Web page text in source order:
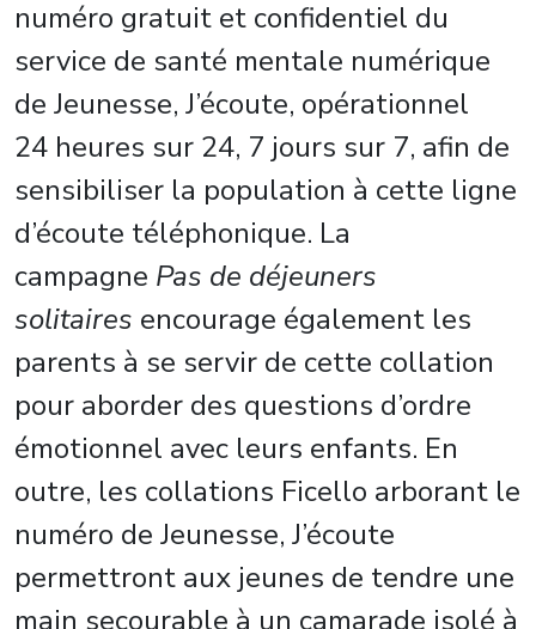
numéro gratuit et confidentiel du
service de santé mentale numérique
de Jeunesse, J’écoute, opérationnel
24 heures sur 24, 7 jours sur 7, afin de
sensibiliser la population à cette ligne
d’écoute téléphonique. La
campagne Pas de déjeuners
solitaires encourage également les
parents à se servir de cette collation
pour aborder des questions d’ordre
émotionnel avec leurs enfants. En
outre, les collations Ficello arborant le
numéro de Jeunesse, J’écoute
permettront aux jeunes de tendre une
main secourable à un camarade isolé à